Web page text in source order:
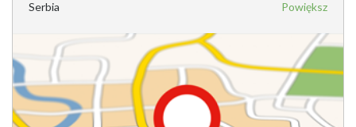
Serbia Powiększ